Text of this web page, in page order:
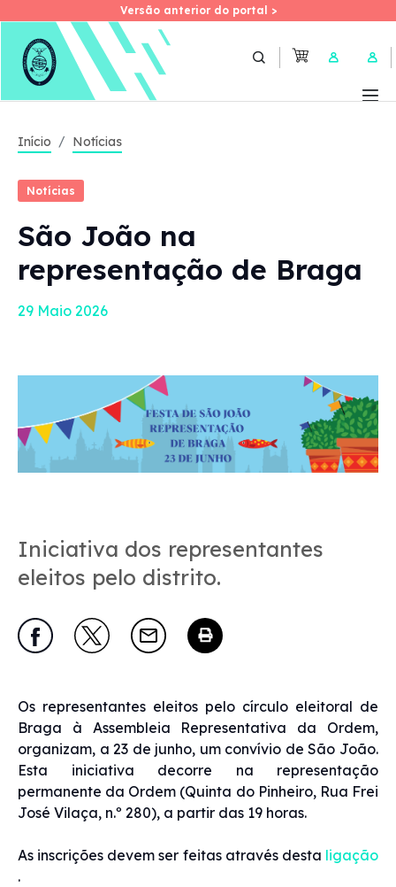
Skip
Versão anterior do portal >
Versão anterior do portal >
User
Início Notícias
Notícias
São João na
representação de Braga
29 Maio 2026
Iniciativa dos representantes
eleitos pelo distrito.
Os representantes eleitos pelo círculo eleitoral de
Braga à Assembleia Representativa da Ordem,
organizam, a 23 de junho, um convívio de São João.
Esta iniciativa decorre na representação
permanente da Ordem (Quinta do Pinheiro, Rua Frei
José Vilaça, n.º 280), a partir das 19 horas.
As inscrições devem ser feitas através desta ligação
.